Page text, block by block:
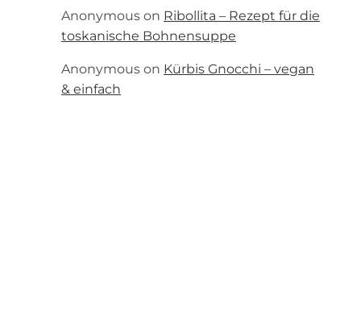
Anonymous on Ribollita – Rezept für die
toskanische Bohnensuppe
Anonymous on Kürbis Gnocchi – vegan
& einfach